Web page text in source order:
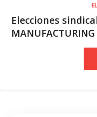
Elecciones
MANUFACTURING